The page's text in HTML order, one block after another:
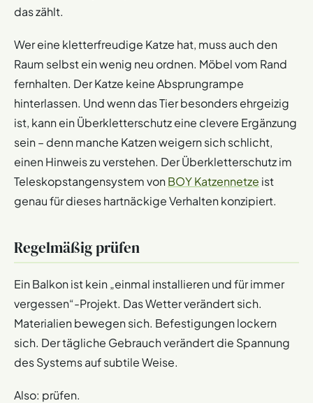
das zählt.
Wer eine kletterfreudige Katze hat, muss auch den
Raum selbst ein wenig neu ordnen. Möbel vom Rand
fernhalten. Der Katze keine Absprungrampe
hinterlassen. Und wenn das Tier besonders ehrgeizig
ist, kann ein Überkletterschutz eine clevere Ergänzung
sein – denn manche Katzen weigern sich schlicht,
einen Hinweis zu verstehen. Der Überkletterschutz im
Teleskopstangensystem vonBOY Katzennetze ist
genau für dieses hartnäckige Verhalten konzipiert.
Regelmäßig prüfen
Ein Balkon ist kein „einmal installieren und für immer
vergessen“-Projekt. Das Wetter verändert sich.
Materialien bewegen sich. Befestigungen lockern
sich. Der tägliche Gebrauch verändert die Spannung
des Systems auf subtile Weise.
Also: prüfen.